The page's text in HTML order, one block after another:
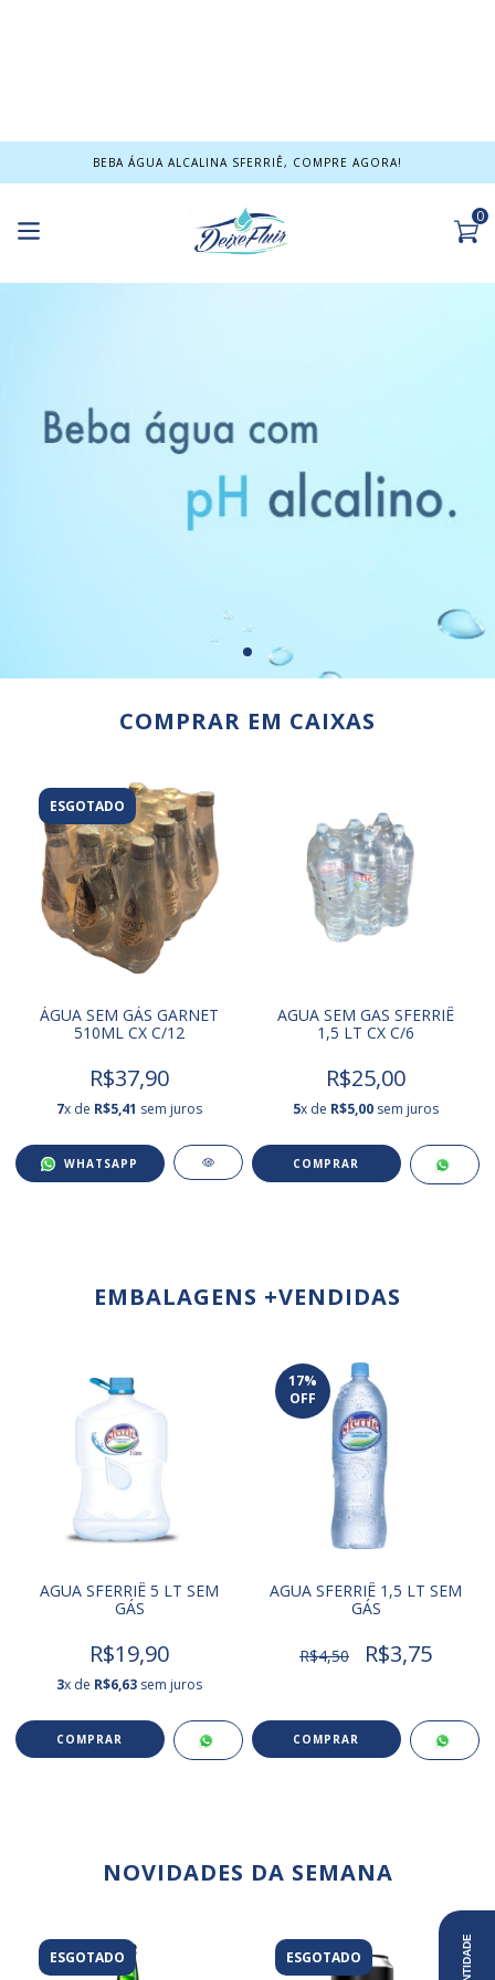
BEBA ÁGUA ALCALINA SFERRIÊ, COMPRE AGORA!
0
COMPRAR EM CAIXAS
ESGOTADO
ÁGUA SEM GÁS GARNET
510ML CX C/12
R$37,90
7x de R$5,41 sem juros
WHATSAPP
AGUA SEM GAS SFERRIÊ
1,5 LT CX C/6
R$25,00
5x de R$5,00 sem juros
EMBALAGENS +VENDIDAS
AGUA SFERRIÊ 5 LT SEM
GÁS
R$19,90
3x de R$6,63 sem juros
17%
OFF
AGUA SFERRIÊ 1,5 LT SEM
GÁS
R$4,50 R$3,75
NOVIDADES DA SEMANA
ESGOTADO ESGOTADO